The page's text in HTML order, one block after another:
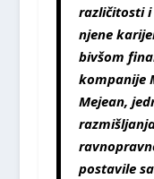
različitosti i
njene
bivšom
kompanije
Mejean,
postavile